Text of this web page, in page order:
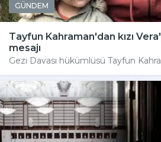
GÜNDEM
Tayfun Kahraman'dan kızı
mesajı
Gezi Davası hükümlüsü Tayfun